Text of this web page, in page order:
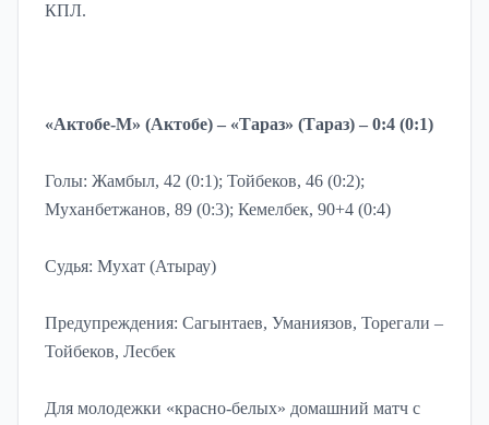
КПЛ.
«Актобе-М» (Актобе) – «Тараз» (Тараз) – 0:4 (0:1)
Голы: Жамбыл, 42 (0:1); Тойбеков, 46 (0:2);
Муханбетжанов, 89 (0:3); Кемелбек, 90+4 (0:4)
Судья: Мухат (Атырау)
Предупреждения: Сагынтаев, Уманиязов, Торегали –
Тойбеков, Лесбек
Для молодежки «красно-белых» домашний матч с